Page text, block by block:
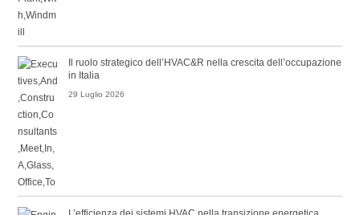
Il ruolo strategico dell’HVAC&R nella crescita dell’occupazione
in Italia
29 Luglio 2026